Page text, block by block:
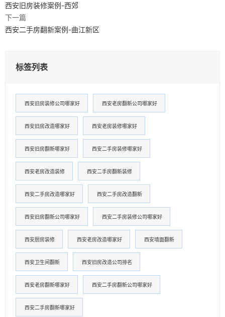
西安旧房装修案例-西郊
下一篇
西安二手房翻新案例-曲江新区
标签列表
西安旧房装修公司哪家好 西安老房翻新公司哪家好
西安旧房改造哪家好 西安老房装修哪家好
西安旧房翻新哪家好 西安二手房装修哪家好
西安老房改造装修 西安二手房翻新装修
西安二手房改造哪家好 西安二手房改造翻新
西安旧房翻新公司哪家好 西安二手房装修公司哪家好
西安厨房装修 西安老房改造哪家好 西安墙面翻新
西安卫生间翻新 西安旧房改造公司排名
西安老房翻新哪家好 西安二手房翻新公司哪家好
西安二手房翻新哪家好